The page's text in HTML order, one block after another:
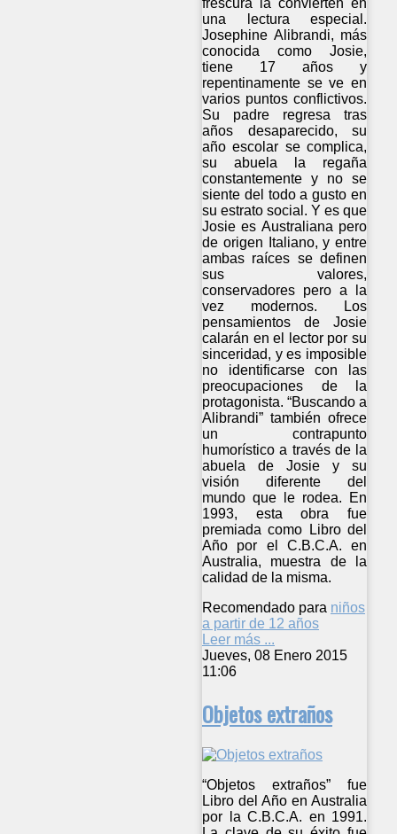
una lectura especial.
Josephine Alibrandi, más
conocida como Josie,
tiene 17 años y
repentinamente se ve en
varios puntos conflictivos.
Su padre regresa tras
años desaparecido, su
año escolar se complica,
su abuela la regaña
constantemente y no se
siente del todo a gusto en
su estrato social. Y es que
Josie es Australiana pero
de origen Italiano, y entre
ambas raíces se definen
sus valores,
conservadores pero a la
vez modernos. Los
pensamientos de Josie
calarán en el lector por su
sinceridad, y es imposible
no identificarse con las
preocupaciones de la
protagonista. “Buscando a
Alibrandi” también ofrece
un contrapunto
humorístico a través de la
abuela de Josie y su
visión diferente del
mundo que le rodea. En
1993, esta obra fue
premiada como Libro del
Año por el C.B.C.A. en
Australia, muestra de la
calidad de la misma.
Recomendado para niños
a partir de 12 años
Leer más ...
Jueves, 08 Enero 2015
11:06
Objetos extraños
“Objetos extraños” fue
Libro del Año en Australia
por la C.B.C.A. en 1991.